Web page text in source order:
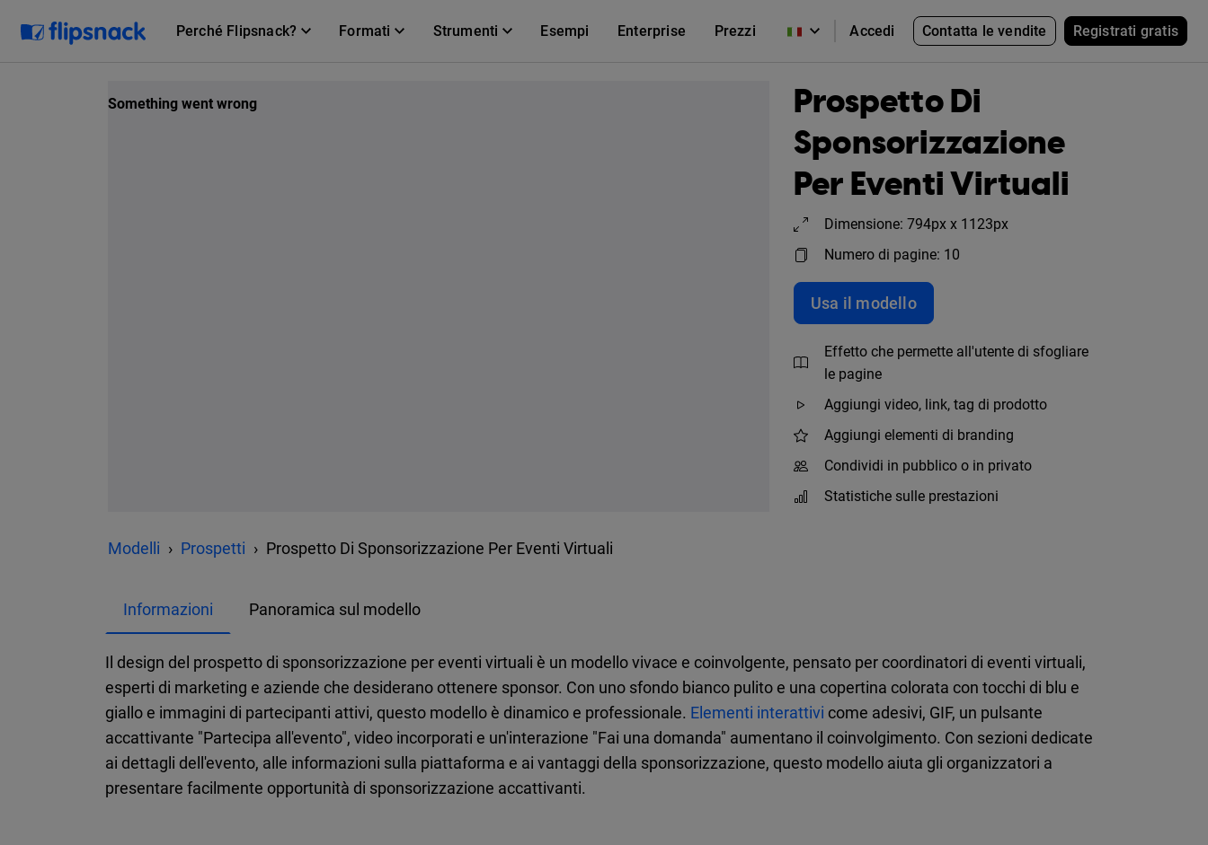
Perché Flipsnack? Formati Strumenti Esempi Enterprise Prezzi Accedi Contatta le vendite Registrati gratis
Prospetto Di
Sponsorizzazione
Per Eventi Virtuali
Dimensione: 794px x 1123px
Numero di pagine: 10
Usa il modello
Effetto che permette all'utente di sfogliare
le pagine
Aggiungi video, link, tag di prodotto
Aggiungi elementi di branding
Condividi in pubblico o in privato
Statistiche sulle prestazioni
Modelli Prospetti Prospetto Di Sponsorizzazione Per Eventi Virtuali
Informazioni Panoramica sul modello
Il design del prospetto di sponsorizzazione per eventi virtuali è un modello vivace e coinvolgente, pensato per coordinatori di eventi virtuali,
esperti di marketing e aziende che desiderano ottenere sponsor. Con uno sfondo bianco pulito e una copertina colorata con tocchi di blu e
giallo e immagini di partecipanti attivi, questo modello è dinamico e professionale. Elementi interattivi come adesivi, GIF, un pulsante
accattivante "Partecipa all'evento", video incorporati e un'interazione "Fai una domanda" aumentano il coinvolgimento. Con sezioni dedicate
ai dettagli dell'evento, alle informazioni sulla piattaforma e ai vantaggi della sponsorizzazione, questo modello aiuta gli organizzatori a
presentare facilmente opportunità di sponsorizzazione accattivanti.